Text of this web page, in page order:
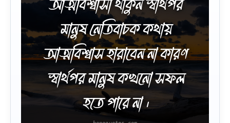
মানুষ নেতিবাচক কথায়
আত্মবিশ্বাস হারাবেন না কারণ
স্বার্থপর মানুষ কখনো সফল
হতে পারে না ।